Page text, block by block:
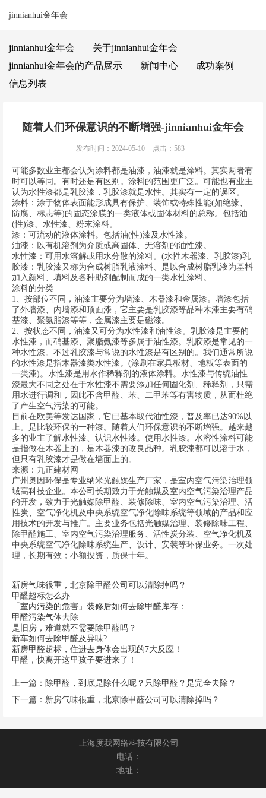
jinnianhui金年会
jinnianhui金年会
关于jinnianhui金年会
jinnianhui金年会的产品展示
新闻中心
成功案例
信息列表
随着人们环保意识的不断增强-jinnianhui金年会
发布时间：2024-05-10 点击：583
可能多数业主都会认为涂料都是油漆，油漆就是涂料。其实两者有
时可以等同。有时还是有区别。涂料的范围更广泛。可能也有业主
认为水性漆都是乳胶漆，乳胶漆就是水性。其实有一定的误区。
涂料：涂于物体表面能形成具有保护、装饰或特殊性能(如绝缘、
防腐、标志等)的固态涂膜的一类液体或固体材料的总称。包括油
(性)漆、水性漆、粉末涂料。
漆：可流动的液体涂料。包括油(性)漆及水性漆。
油漆：以有机溶剂为介质或高固体、无溶剂的油性漆。
水性漆：可用水溶解或用水分散的涂料。(水性木器漆、乳胶漆)乳
胶漆：乳胶漆又称为合成树脂乳液涂料、是以合成树脂乳液为基料
加入颜料、填料及各种助剂配制而成的一类水性涂料。
涂料的分类
1、按部位不同，油漆主要分为墙漆、木器漆和金属漆。墙漆包括
了外墙漆、内墙漆和顶面漆，它主要是乳胶漆等品种木漆主要有硝
基漆、聚氨脂漆等等，金属漆主要是磁漆。
2、按状态不同，油漆又可分为水性漆和油性漆。乳胶漆是主要的
水性漆，而硝基漆、聚脂氨漆等多属于油性漆。乳胶漆是常见的一
种水性漆。不过乳胶漆与常说的水性漆是有区别的。我们通常所说
的水性漆是指木器漆类水性漆。(涂刷在家具板材、地板等表面的
一类漆)。水性漆是用水作稀释剂的液体涂料。水性漆与传统油性
漆最大不同之处在于水性漆不需要添加任何固化剂、稀释剂，只需
用水进行调和，因此不含甲醛、苯、二甲苯等有害物质，从而杜绝
了产生空气污染的可能。
目前在欧美等发达国家，它已基本取代油性漆，普及率已达90%以
上。是比较环保的一种漆。随着人们环保意识的不断增强。越来越
多的业主了解水性漆、认识水性漆。使用水性漆。水溶性涂料可能
是指做在木器上的，是木器漆的改良品种。乳胶漆都可以溶于水，
但只有乳胶漆才是做在墙面上的。
来源：九正建材网
广州奥因环保是专业纳米光触媒生产厂家，是室内空气污染治理领
域高科技企业。本公司长期致力于光触媒及室内空气污染治理产品
的开发，致力于光触媒除甲醛、装修除味、室内空气污染治理、活
性炭、空气净化机及中央系统空气净化除味系统等领域的产品和应
用技术的开发与推广。主要业务包括光触媒治理、装修除味工程、
除甲醛施工、室内空气污染治理服务、活性炭分装、空气净化机及
中央系统空气净化除味系统生产、设计、安装等环保业务。一次处
理，长期有效；小额投资，质保十年。
新房气味很重，北京除甲醛公司可以清除掉吗？
甲醛超标怎么办
「室内污染的危害」装修后如何去除甲醛库存：
甲醛污染气体去除
是旧房，难道就不需要除甲醛吗？
新车如何去除甲醛及异味?
新房甲醛超标，住进去身体会出现的7大反应！
甲醛，快离开这里孩子要进来了！
上一篇： 除甲醛，到底是除什么呢？只除甲醛？是完全去除？
下一篇： 新房气味很重，北京除甲醛公司可以清除掉吗？
上海度我网络科技有限公司
电话：
地址：